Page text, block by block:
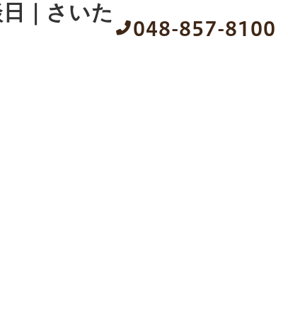
048-857-8100